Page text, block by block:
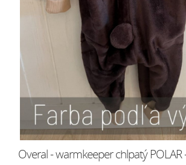
Overal - warmkeeper chlpatý POLAR